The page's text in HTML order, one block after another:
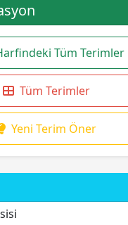
Tüm Terimler
Tüm Terimler
Yeni Terim Öner